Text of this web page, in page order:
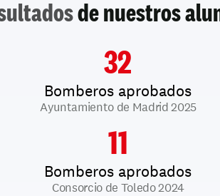
de nuestros
32
Bomberos aprobados
Ayuntamiento de Madrid 2025
11
Bomberos aprobados
Consorcio de Toledo 2024